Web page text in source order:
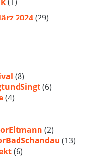
2024(29)
(8)
(6)
(4)
(2)
(13)
(6)